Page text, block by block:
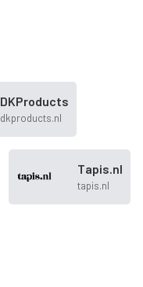
DKProducts
dkproducts.nl
Tapis.nl
tapis.nl